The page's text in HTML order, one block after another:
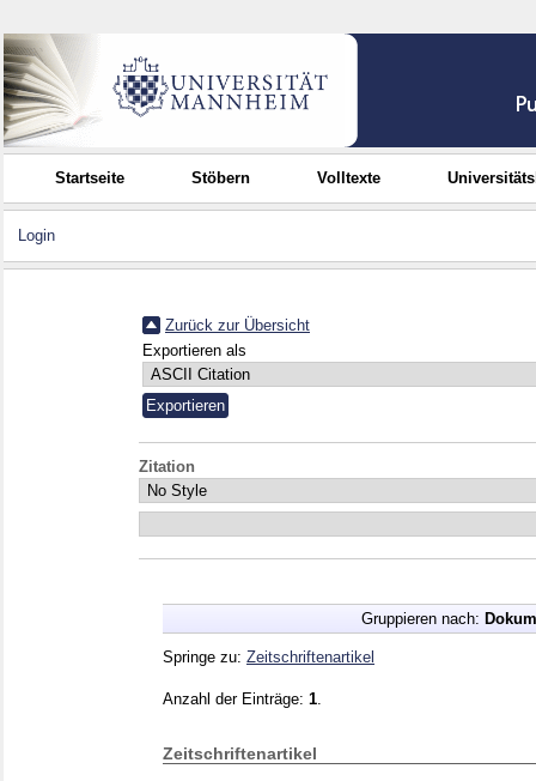
Startseite Stöbern Volltexte
Login
Zurück zur Übersicht
Exportieren als
Zitation
Gruppieren nach:
Springe zu: Zeitschriftenartikel
Anzahl der Einträge: 1
Zeitschriftenartikel